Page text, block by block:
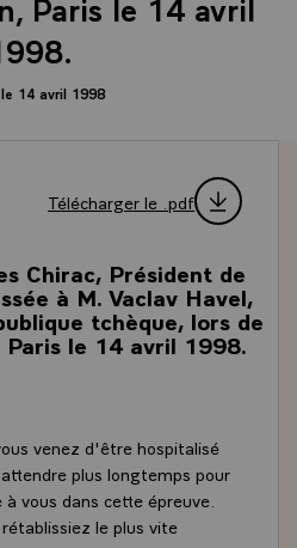
14 avril 1998
Télécharger le .pdf
Chirac, Président de
à M. Vaclav Havel,
tchèque, lors de
le 14 avril 1998.
venez d'être hospitalisé
plus longtemps pour
vous dans cette épreuve.
le plus vite